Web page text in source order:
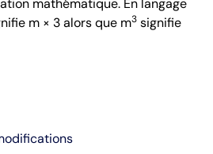
mathématique. En langage
m × 3 alors que m3 signifie